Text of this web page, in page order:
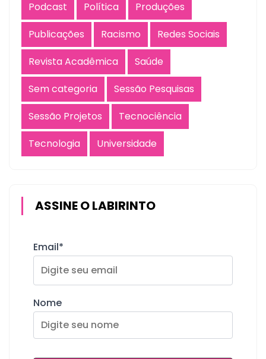
Podcast
Política
Produções
Publicações
Racismo
Redes Sociais
Revista Acadêmica
Saúde
Sem categoria
Sessão Pesquisas
Sessão Projetos
Tecnociência
Tecnologia
Universidade
ASSINE O LABIRINTO
Email*
Nome